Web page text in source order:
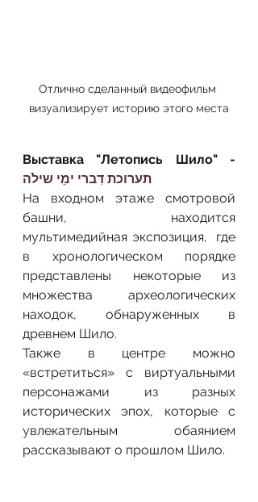
Отлично сделанный видеофильм
визуализирует историю этого места
תערוכת דִברי ימֵי שילֹה
На входном этаже смотровой
башни, находится
мультимедийная экспозиция,  где
в хронологическом порядке
представлены некоторые из
множества археологических
находок, обнаруженных в
древнем Шило.
Также в центре можно
«встретиться» с виртуальными
персонажами из разных
исторических эпох, которые с
увлекательным обаянием
рассказывают о прошлом Шило.